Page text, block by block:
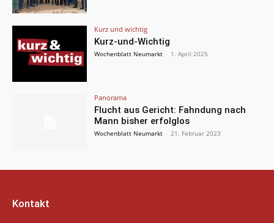
Kurz und wichtig
Kurz-und-Wichtig
Wochenblatt Neumarkt - 1. April 2025
Panorama
Flucht aus Gericht: Fahndung nach
Mann bisher erfolglos
Wochenblatt Neumarkt - 21. Februar 2023
Kontakt